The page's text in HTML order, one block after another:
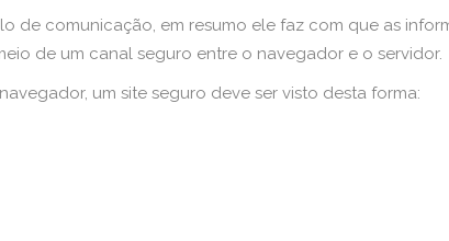
de comunicação, em resumo ele faz com que as
de um canal seguro entre o navegador e o servidor.
um site seguro deve ser visto desta forma: